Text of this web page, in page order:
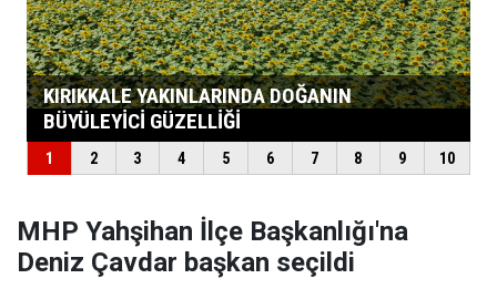
MHP Yahşihan İlçe Başkanlığı'na
Deniz Çavdar başkan seçildi